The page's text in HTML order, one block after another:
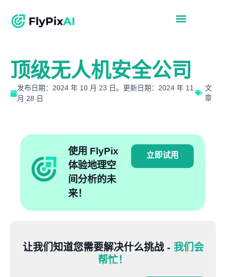
顶级无人机安全公司
发布日期：2024 年 10 月 23 日。更新日期：2024 年 11
月 28 日
文
章
使用 FlyPix
体验地理空
间分析的未
来！
立即试用
让我们知道您需要解决什么挑战 - 我们会
帮忙！